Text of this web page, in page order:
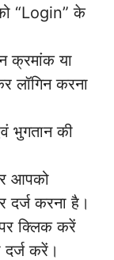
“Login” के
क्रमांक या
लॉगिन करना
भुगतान की
आपको
दर्ज करना है।
क्लिक करें
करें।